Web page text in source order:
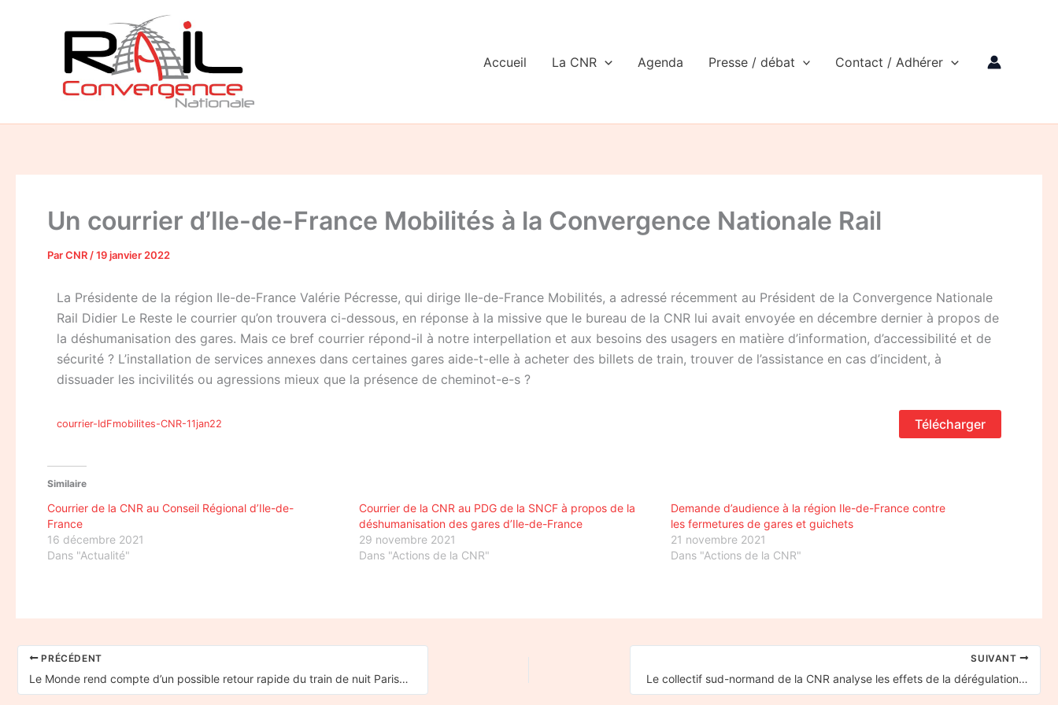
Accueil La CNR Agenda Presse / débat Contact / Adhérer
Un courrier d’Ile-de-France Mobilités à la Convergence Nationale Rail
ParCNR /19 janvier 2022
La Présidente de la région Ile-de-France Valérie Pécresse, qui dirige Ile-de-France Mobilités, a adressé récemment au Président de la Convergence Nationale
Rail Didier Le Reste le courrier qu’on trouvera ci-dessous, en réponse à la missive que le bureau de la CNR lui avait envoyée en décembre dernier à propos de
la déshumanisation des gares. Mais ce bref courrier répond-il à notre interpellation et aux besoins des usagers en matière d’information, d’accessibilité et de
sécurité ? L’installation de services annexes dans certaines gares aide-t-elle à acheter des billets de train, trouver de l’assistance en cas d’incident, à
dissuader les incivilités ou agressions mieux que la présence de cheminot-e-s ?
courrier-IdFmobilites-CNR-11jan22 Télécharger
Similaire
Courrier de la CNR au Conseil Régional d’Ile-de-
France
16 décembre 2021
Dans "Actualité"
Courrier de la CNR au PDG de la SNCF à propos de la
déshumanisation des gares d’Ile-de-France
29 novembre 2021
Dans "Actions de la CNR"
Demande d’audience à la région Ile-de-France contre
les fermetures de gares et guichets
21 novembre 2021
Dans "Actions de la CNR"
PRÉCÉDENT
Le Monde rend compte d’un possible retour rapide du train de nuit Paris-Aurillac
SUIVANT
Le collectif sud-normand de la CNR analyse les effets de la dérégulation du transport ferroviaire en matière de tarification